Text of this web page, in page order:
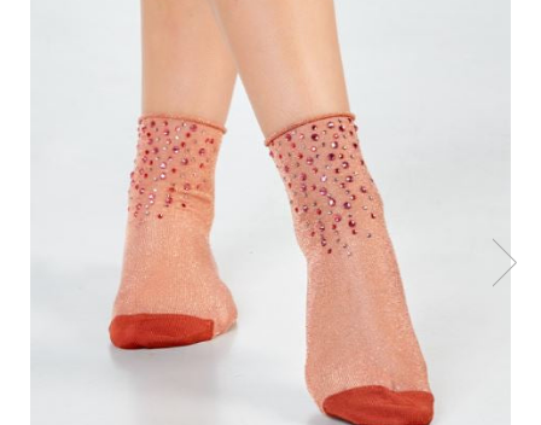
Produse pentru casa
Idei pentru casa
Prosoape bucatarie